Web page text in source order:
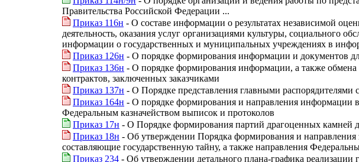
Правительства Российской Федерации ...
Приказ 116н - О составе информации о результатах независимой
деятельность, оказания услуг организациями культуры, социального
информации о государственных и муниципальных учреждениях в
Приказ 126н - О порядке формирования информации и документов
Приказ 136н - О порядке формирования информации, а также обмена
контрактов, заключенных заказчиками
Приказ 137н - О Порядке представления главными
Приказ 164н - О порядке формирования и направления информации в
Федеральным казначейством выписок и протоколов
Приказ 17н - О Порядке формирования партий драгоценных камней
Приказ 18н - Об утверждении Порядка формирования и
составляющие государственную тайну, а также направления
Приказ 234 - Об утверждении детального плана-графика